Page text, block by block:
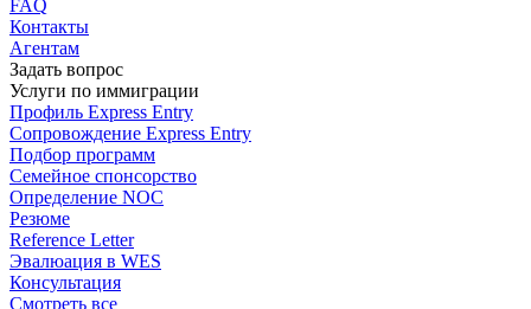
FAQ
Контакты
Агентам
Задать вопрос
Услуги по иммиграции
Профиль Express Entry
Сопровождение Express Entry
Подбор программ
Семейное спонсорство
Определение NOC
Резюме
Reference Letter
Эвалюация в WES
Консультация
Смотреть все